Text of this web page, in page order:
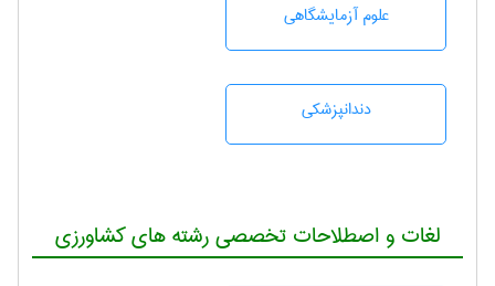
علوم آزمايشگاهی
دندانپزشكی
لغات و اصطلاحات تخصصی رشته های کشاورزی